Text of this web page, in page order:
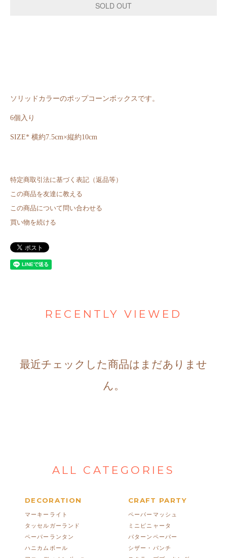
ソリッドカラーのポップコーンボックスです。
6個入り
SIZE* 横約7.5cm×縦約10cm
特定商取引法に基づく表記（返品等）
この商品を友達に教える
この商品について問い合わせる
買い物を続ける
RECENTLY VIEWED
最近チェックした商品はまだありませ
ん。
ALL CATEGORIES
DECORATION
マーキーライト
タッセルガーランド
ペーパーランタン
ハニカムボール
CRAFT PARTY
ペーパーマッシュ
ミニピニャータ
パターンペーパー
シザー・パンチ